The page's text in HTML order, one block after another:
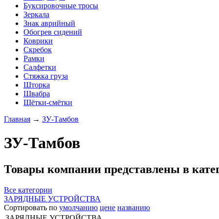
Буксировочные тросы
Зеркала
Знак аврийный
Обогрев сидений
Коврики
Скребок
Рамки
Салфетки
Стяжка груза
Шторка
Швабра
Щётки-смётки
Главная → ЗУ-Тамбов
ЗУ-Тамбов
Товары компании представлены в
Все категории
ЗАРЯДНЫЕ УСТРОЙСТВА
Сортировать по умолчанию цене названию